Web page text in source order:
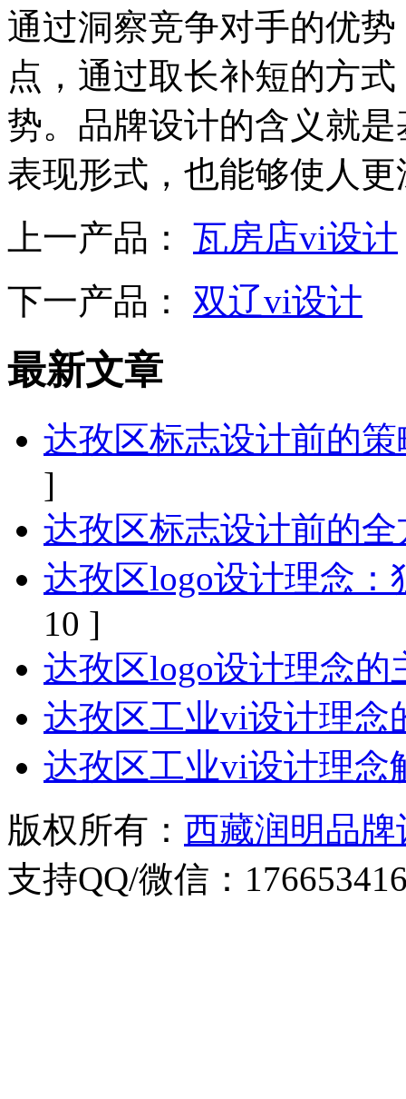
通过洞察竞争对手的优
点，通过取长补短的方
势。品牌设计的含义就
表现形式，也能够使人
上一产品： 瓦房店vi设计
下一产品： 双辽vi设计
最新文章
达孜区标志设计前的
]
达孜区标志设计前的
达孜区logo设计理念
10 ]
达孜区logo设计理念的
达孜区工业vi设计理念
达孜区工业vi设计理念
版权所有： 西藏润明品
支持QQ/微信：